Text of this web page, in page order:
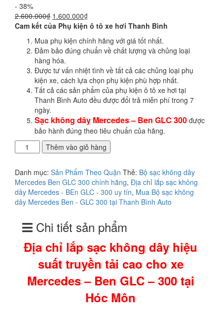
- 38%
2.600.000₫ Giá
gốc
2.600.000₫.
1.600.000₫Giá
hiện
là:
1.600.000₫.
Cam kết của Phụ kiện ô tô xe hơi Thanh Bình
Mua phụ kiện chính hãng với giá tốt nhất.
Đảm bảo đúng chuẩn về chất lượng và chủng loại
hàng hóa.
Được tư vấn nhiệt tình về tất cả các chủng loại phụ
kiện xe, cách lựa chọn phụ kiện phù hợp nhất.
Tất cả các sản phẩm của phụ kiện ô tô xe hơi tại
Thanh Bình Auto đều được đổi trả miễn phí trong 7
ngày.
Sạc không dây Mercedes – Ben GLC 300 được
bảo hành đúng theo tiêu chuẩn của hãng.
chỉ
sạc
không
dây
hiệu
truyền
tải
cao
cho
Thêm vào giỏ hàng
Danh mục: Sản Phẩm Theo Quận Thẻ: Bộ sạc không dây
Mercedes Ben GLC 300 chính hãng, Địa chỉ lắp sạc không
dây Mercedes - BEn GLC - 300 uy tín, Mua Bộ sạc không
dây Mercedes Ben - GLC 300 tại Thanh Bình Auto
Chi tiết sản phẩm
Địa chỉ lắp sạc không dây hiệu
suất truyền tải cao cho xe
Mercedes – Ben GLC – 300 tại
Hóc Môn